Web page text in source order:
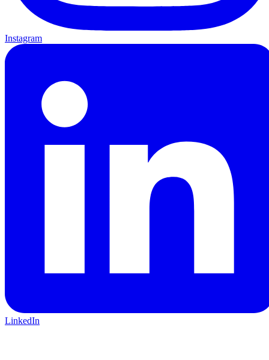
Instagram
LinkedIn